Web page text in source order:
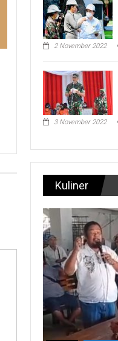
2 November 2022
3 November 2022
Kuliner